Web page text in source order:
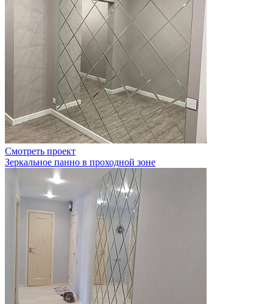
Смотреть проект
Зеркальное панно в проходной зоне